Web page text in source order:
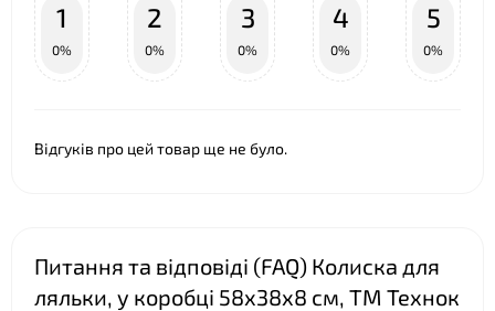
1
0%
2
0%
3
0%
4
0%
5
0%
Відгуків про цей товар ще не було.
Питання та відповіді (FAQ) Колиска для
ляльки, у коробці 58х38х8 см, ТМ Технок